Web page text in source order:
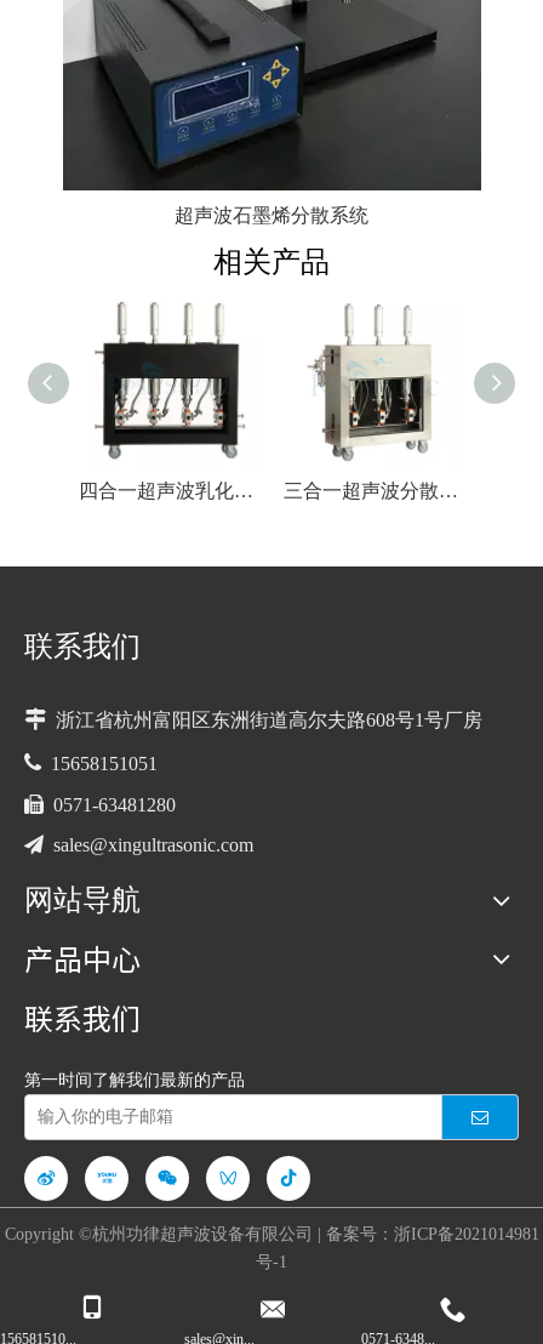
超声波石墨烯分散系统
相关产品
四合一超声波乳化分散设备 三合一超声波分散设备
联系我们
 浙江省杭州富阳区东洲街道高尔夫路608号1号厂房
 15658151051
 0571-63481280
 sales@xingultrasonic.com
网站导航
产品中心
联系我们
第一时间了解我们最新的产品
156581510... sales@xin... 0571-6348...
Copyright ©杭州功律超声波设备有限公司 | 备案号： 浙ICP备2021014981
号-1